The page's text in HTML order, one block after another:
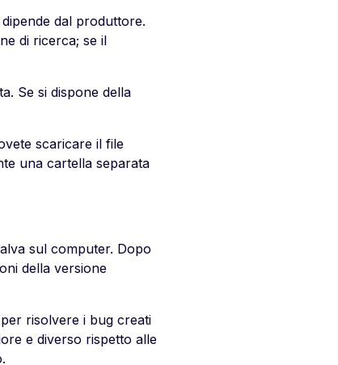
dal produttore.
di ricerca; se il
Se si dispone della
scaricare il file
una cartella separata
sul computer. Dopo
della versione
risolvere i bug creati
e diverso rispetto alle